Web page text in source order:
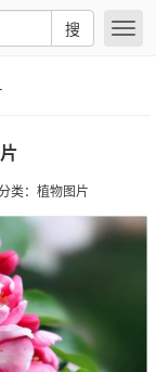
搜
类： 植物图片